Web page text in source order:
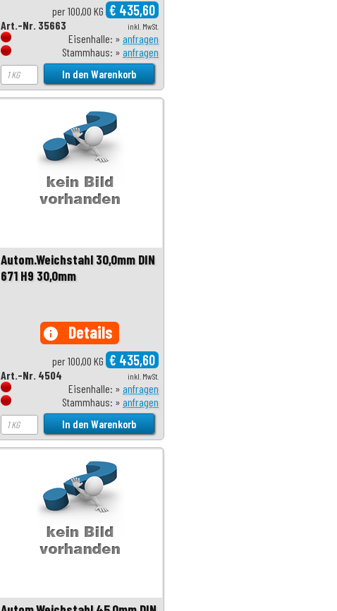
per 100,00 KG € 435,60
inkl. MwSt.
Art.-Nr. 35663
Eisenhalle: » anfragen
Stammhaus: » anfragen
Autom.Weichstahl 30,0mm DIN
671 H9 30,0mm
info Details
per 100,00 KG € 435,60
inkl. MwSt.
Art.-Nr. 4504
Eisenhalle: » anfragen
Stammhaus: » anfragen